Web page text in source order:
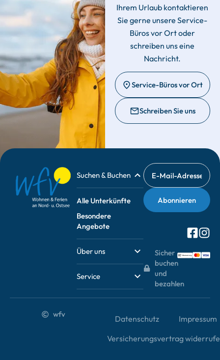
Ihrem Urlaub kontaktieren
Sie gerne unsere Service-
Büros vor Ort oder
schreiben uns eine
Nachricht.
Service-Büros vor Ort
Schreiben Sie uns
Suchen & Buchen
Alle Unterkünfte
Besondere
Angebote
Über uns
Service
Sicher
buchen
und
bezahlen
wfv Datenschutz
Impressum
Versicherungsvertrag